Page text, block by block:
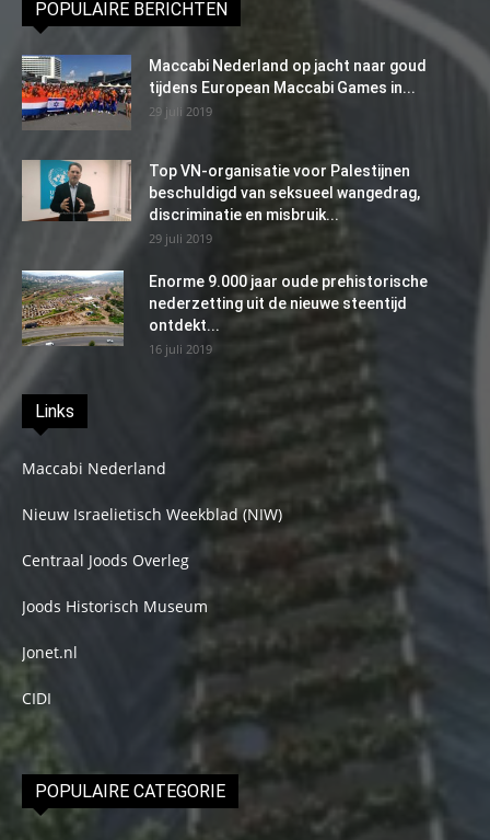
POPULAIRE BERICHTEN
Maccabi Nederland op jacht naar goud
tijdens European Maccabi Games in...
29 juli 2019
Top VN-organisatie voor Palestijnen
beschuldigd van seksueel wangedrag,
discriminatie en misbruik...
29 juli 2019
Enorme 9.000 jaar oude prehistorische
nederzetting uit de nieuwe steentijd
ontdekt...
16 juli 2019
Links
Maccabi Nederland
Nieuw Israelietisch Weekblad (NIW)
Centraal Joods Overleg
Joods Historisch Museum
Jonet.nl
CIDI
POPULAIRE CATEGORIE